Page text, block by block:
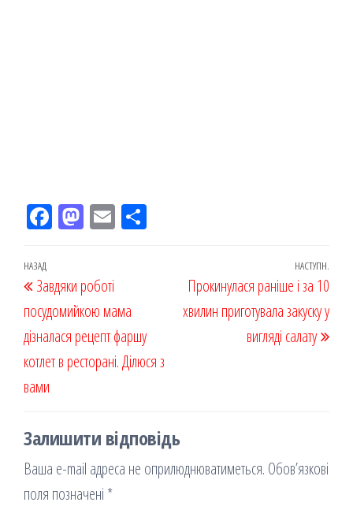
Fac
k
M
on
Em
Навігація
записів
Попередній
запис
НАЗАД
Завдяки роботі
посудомийкою мама
дізналася рецепт фаршу
котлет в ресторані. Ділюся з
вами
НАСТУПН.
Прокинулася раніше і за 10
хвилин приготувала закуску у
вигляді салату
Залишити відповідь
Ваша e-mail адреса не оприлюднюватиметься. Обов’язкові
поля позначені *